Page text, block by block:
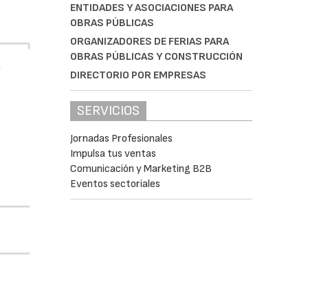
ENTIDADES Y ASOCIACIONES PARA
OBRAS PÚBLICAS
ORGANIZADORES DE FERIAS PARA
OBRAS PÚBLICAS Y CONSTRUCCIÓN
DIRECTORIO POR EMPRESAS
SERVICIOS
Jornadas Profesionales
Impulsa tus ventas
Comunicación y Marketing B2B
Eventos sectoriales